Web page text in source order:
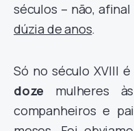
séculos – não,
dúzia de anos.
Só no século XVIII
doze mulheres
companheiros e